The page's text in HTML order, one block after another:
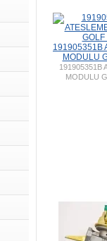
191905351B
MODULU
191905351B
MODULU